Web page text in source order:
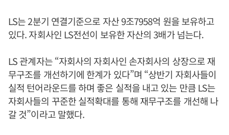
LS는 2분기 연결기준으로 자산 9조7958억 원을 보유하고
있다. 자회사인 LS전선이 보유한 자산의 3배가 넘는다.
LS 관계자는 “자회사의 자회사인 손자회사의 상장으로 재
무구조를 개선하기에 한계가 있다”며 “상반기 자회사들이
실적 턴어라운드를 하며 좋은 실적을 내고 있는 만큼 LS는
자회사들의 꾸준한 실적확대를 통해 재무구조를 개선해 나
갈 것”이라고 말했다.